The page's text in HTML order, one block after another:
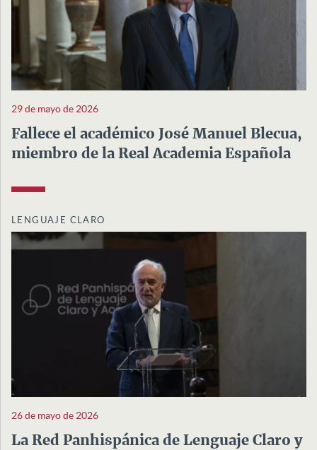
29 de mayo de 2026
Fallece el académico José Manuel Blecua,
miembro de la Real Academia Española
LENGUAJE CLARO
26 de mayo de 2026
La Red Panhispánica de Lenguaje Claro y